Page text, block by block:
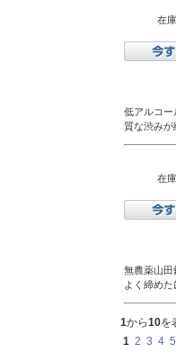
在
低アルコー
質な渋みが
在
無農薬山
よく締め
1から10を
1 2 3 4 5